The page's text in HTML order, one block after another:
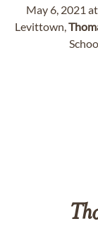
May 6, 2021
Levittown,